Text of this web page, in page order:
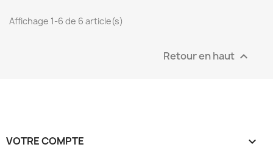
Affichage 1-6 de 6 article(s)
Retour en haut 
VOTRE COMPTE 